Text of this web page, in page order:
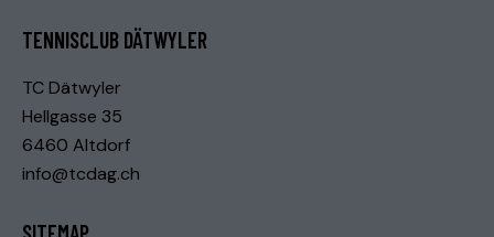
TENNISCLUB DÄTWYLER
TC Dätwyler
Hellgasse 35
6460 Altdorf
info@tcdag.ch